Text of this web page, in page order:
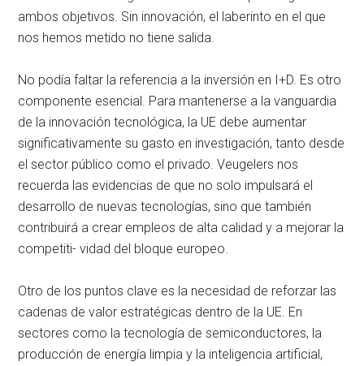
ambos objetivos. Sin innovación, el laberinto en el que
nos hemos metido no tiene salida.
No podía faltar la referencia a la inversión en I+D. Es otro
componente esencial. Para mantenerse a la vanguardia
de la innovación tecnológica, la UE debe aumentar
significativamente su gasto en investigación, tanto desde
el sector público como el privado. Veugelers nos
recuerda las evidencias de que no solo impulsará el
desarrollo de nuevas tecnologías, sino que también
contribuirá a crear empleos de alta calidad y a mejorar la
competiti- vidad del bloque europeo.
Otro de los puntos clave es la necesidad de reforzar las
cadenas de valor estratégicas dentro de la UE. En
sectores como la tecnología de semiconductores, la
producción de energía limpia y la inteligencia artificial,